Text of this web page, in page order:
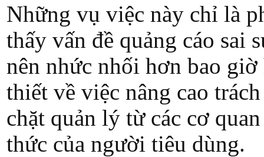
Những vụ việc này chỉ là
thấy vấn đề quảng cáo sai
nên nhức nhối hơn bao
thiết về việc nâng cao
chặt quản lý từ các cơ
thức của người tiêu dùng.